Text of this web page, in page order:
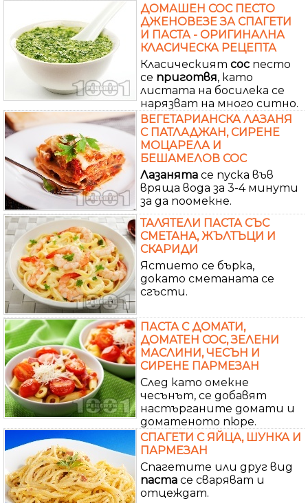
ДОМАШЕН СОС ПЕСТО
ДЖЕНОВЕЗЕ ЗА СПАГЕТИ
И ПАСТА - ОРИГИНАЛНА
КЛАСИЧЕСКА РЕЦЕПТА
Класическият сос песто
се приготвя, като
листата на босилека се
нарязват на много ситно.
ВЕГЕТАРИАНСКА ЛАЗАНЯ
С ПАТЛАДЖАН, СИРЕНЕ
МОЦАРЕЛА И
БЕШАМЕЛОВ СОС
Лазанята се пуска във
вряща вода за 3-4 минути
за да поомекне.
ТАЛЯТЕЛИ ПАСТА СЪС
СМЕТАНА, ЖЪЛТЪЦИ И
СКАРИДИ
Ястието се бърка,
докато сметаната се
сгъсти.
ПАСТА С ДОМАТИ,
ДОМАТЕН СОС, ЗЕЛЕНИ
МАСЛИНИ, ЧЕСЪН И
СИРЕНЕ ПАРМЕЗАН
След като омекне
чесънът, се добавят
настърганите домати и
доматеното пюре.
СПАГЕТИ С ЯЙЦА, ШУНКА И
ПАРМЕЗАН
Спагетите или друг вид
паста се сваряват и
отцеждат.